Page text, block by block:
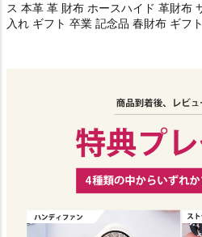
ス 本革 革 財布 ホースハイド 革財布
入れ ギフト 卒業 記念品 春財布 ギフト